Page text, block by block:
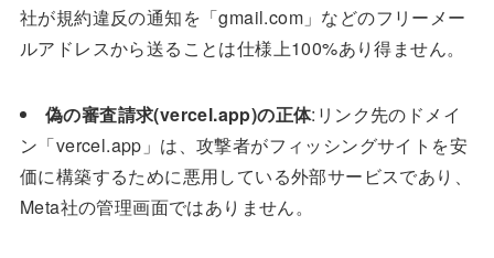
社が規約違反の通知を「gmail.com」などのフリーメー
ルアドレスから送ることは仕様上100%あり得ません。
偽の審査請求(vercel.app)の正体:リンク先のドメイ
ン「vercel.app」は、攻撃者がフィッシングサイトを安
価に構築するために悪用している外部サービスであり、
Meta社の管理画面ではありません。